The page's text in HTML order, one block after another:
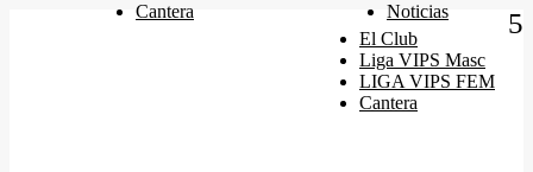
El Club
Liga VIPS Masc
LIGA VIPS FEM
Cantera
Quiénes somosCantera Noticias